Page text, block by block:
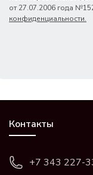
от 27.07.2006 года
конфиденциальности.
Контакты
+7 343 227-